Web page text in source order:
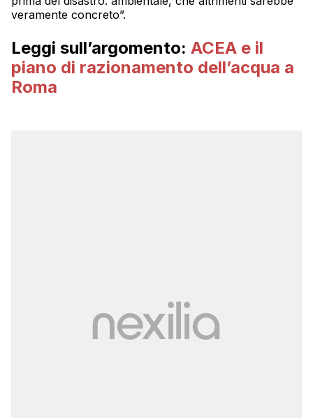
veramente concreto”.
Leggi sull’argomento: ACEA e il
piano di razionamento dell’acqua a
Roma